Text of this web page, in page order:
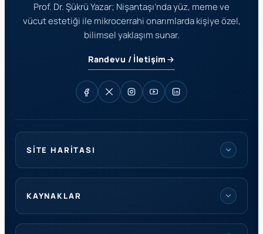
Prof. Dr. Şükrü Yazar; Nişantaşı’nda yüz, meme ve
vücut estetiği ile mikrocerrahi onarımlarda kişiye özel,
bilimsel yaklaşım sunar.
Randevu / İletişim
SITE HARITASI
KAYNAKLAR